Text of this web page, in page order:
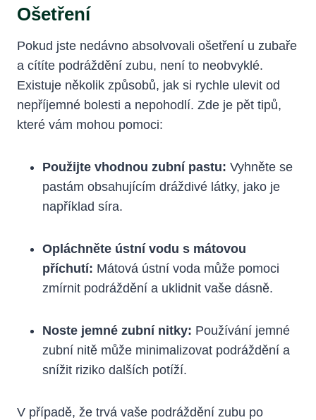
Ošetření
Pokud jste nedávno absolvovali ošetření u zubaře
a cítíte podráždění zubu, není to neobvyklé.
Existuje několik způsobů, jak si rychle ulevit od
nepříjemné bolesti a nepohodlí. Zde je pět tipů,
které vám mohou pomoci:
Použijte vhodnou zubní pastu: Vyhněte se
pastám obsahujícím dráždivé látky, jako je
například síra.
Opláchněte ústní vodu s mátovou
příchutí: Mátová ústní voda může pomoci
zmírnit podráždění a uklidnit vaše dásně.
Noste jemné zubní nitky: Používání jemné
zubní nitě může minimalizovat podráždění a
snížit riziko dalších potíží.
V případě, že trvá vaše podráždění zubu po